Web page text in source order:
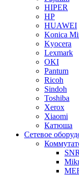
HIPER
HP
HUAWEI
Konica
Kyocera
Lexmark
OKI
Pantum
Ricoh
Sindoh
Toshiba
Xerox
Xiaomi
Катюша
Сетевое
SNR